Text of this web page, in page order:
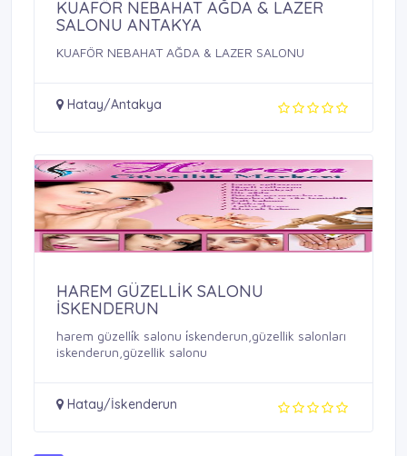
KUAFÖR NEBAHAT AĞDA & LAZER
SALONU ANTAKYA
KUAFÖR NEBAHAT AĞDA & LAZER SALONU
Hatay/Antakya
HAREM GÜZELLİK SALONU
İSKENDERUN
harem güzelli̇k salonu i̇skenderun,güzellik salonları
iskenderun,güzellik salonu
Hatay/İskenderun